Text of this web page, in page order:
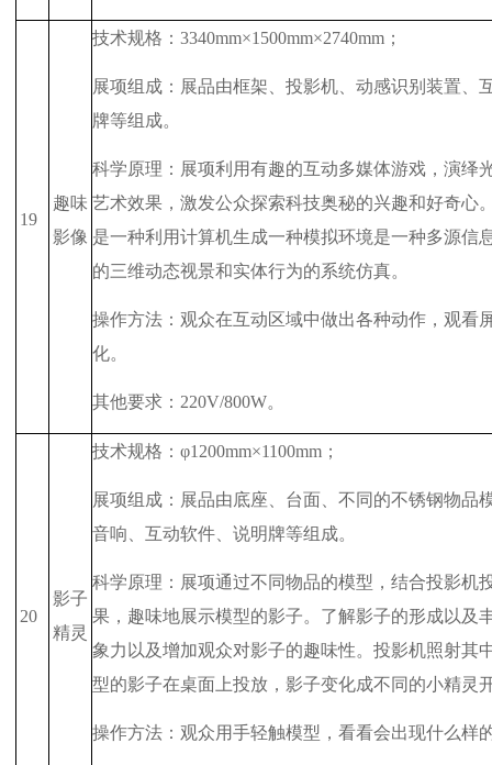
19
趣味
影像
技术规格： 3340mm×1500mm×2740mm ；
展项组成：展品由框架、投影机、动感识别装置、
牌等组成。
科学原理：展项利用有趣的互动多媒体游戏，演绎
艺术效果，激发公众探索科技奥秘的兴趣和好奇心
是一种利用计算机生成一种模拟环境是一种多源信
的三维动态视景和实体行为的系统仿真。
操作方法：观众在互动区域中做出各种动作，观看
化。
其他要求： 220V/800W。
20
影子
精灵
技术规格：φ1200mm×1100mm ；
展项组成：展品由底座、台面、不同的不锈钢物品
音响、互动软件、说明牌等组成。
科学原理：展项通过不同物品的模型，结合投影机
果，趣味地展示模型的影子。了解影子的形成以及
象力以及增加观众对影子的趣味性。投影机照射其
型的影子在桌面上投放，影子变化成不同的小精灵
操作方法：观众用手轻触模型，看看会出现什么样